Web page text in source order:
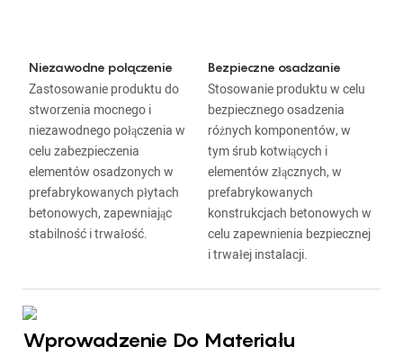
Niezawodne połączenie
Zastosowanie produktu do
stworzenia mocnego i
niezawodnego połączenia w
celu zabezpieczenia
elementów osadzonych w
prefabrykowanych płytach
betonowych, zapewniając
stabilność i trwałość.
Bezpieczne osadzanie
Stosowanie produktu w celu
bezpiecznego osadzenia
różnych komponentów, w
tym śrub kotwiących i
elementów złącznych, w
prefabrykowanych
konstrukcjach betonowych w
celu zapewnienia bezpiecznej
i trwałej instalacji.
Wprowadzenie Do Materiału